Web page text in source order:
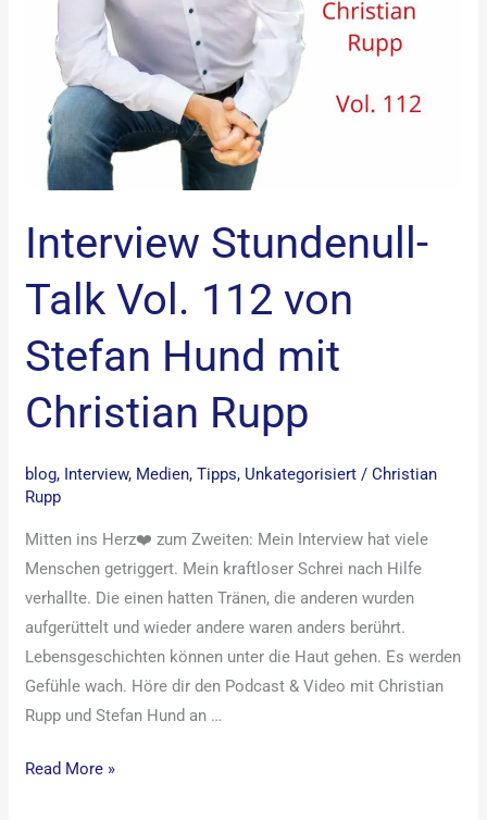
Interview Stundenull-
Talk Vol. 112 von
Stefan Hund mit
Christian Rupp
blog, Interview, Medien,Tipps, Unkategorisiert /Christian
Rupp
Mitten ins Herz❤️ zum Zweiten: Mein Interview hat viele
Menschen getriggert. Mein kraftloser Schrei nach Hilfe
verhallte. Die einen hatten Tränen, die anderen wurden
aufgerüttelt und wieder andere waren anders berührt.
Lebensgeschichten können unter die Haut gehen. Es werden
Gefühle wach. Höre dir den Podcast & Video mit Christian
Rupp und Stefan Hund an …
Christian
Rupp
Read More »